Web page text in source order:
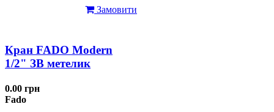
Замовити
Кран FADO Modern
1/2" ЗВ метелик
0.00 грн
Fado